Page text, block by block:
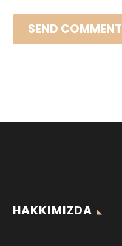
SEND COMMENT
HAKKIMIZDA